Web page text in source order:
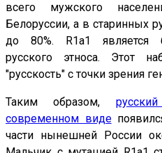
всего мужского
Белоруссии, а в старинных
до 80%. R1a1 является
русского этноса. Этот
"русскость" с точки зрения
Таким образом,
современном виде
части нынешней России